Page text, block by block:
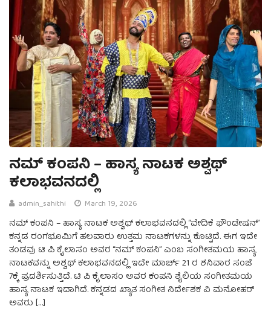
ನಮ್ ಕಂಪನಿ – ಹಾಸ್ಯ ನಾಟಕ ಅಶ್ವಥ್
ಕಲಾಭವನದಲ್ಲಿ
admin_sahithi March 19, 2026
ನಮ್ ಕಂಪನಿ – ಹಾಸ್ಯ ನಾಟಕ ಅಶ್ವಥ್ ಕಲಾಭವನದಲ್ಲಿ “ವೇದಿಕೆ ಫೌಂಡೇಷನ್”
ಕನ್ನಡ ರಂಗಭೂಮಿಗೆ ಹಲವಾರು ಉತ್ತಮ ನಾಟಕಗಳನ್ನು ಕೊಟ್ಟಿದೆ. ಈಗ ಇದೇ
ತಂಡವು ಟಿ ಪಿ ಕೈಲಾಸಂ ಅವರ “ನಮ್ ಕಂಪನಿ” ಎಂಬ ಸಂಗೀತಮಯ ಹಾಸ್ಯ
ನಾಟಕವನ್ನು ಅಶ್ವಥ್ ಕಲಾಭವನದಲ್ಲಿ ಇದೇ ಮಾರ್ಚ್ 21 ರ ಶನಿವಾರ ಸಂಜೆ
7ಕ್ಕೆ ಪ್ರದರ್ಶಿಸುತ್ತಿದೆ. ಟಿ ಪಿ ಕೈಲಾಸಂ ಅವರ ಕಂಪನಿ ಶೈಲಿಯ ಸಂಗೀತಮಯ
ಹಾಸ್ಯ ನಾಟಕ ಇದಾಗಿದೆ. ಕನ್ನಡದ ಖ್ಯಾತ ಸಂಗೀತ ನಿರ್ದೇಶಕ ವಿ ಮನೋಹರ್
ಅವರು […]